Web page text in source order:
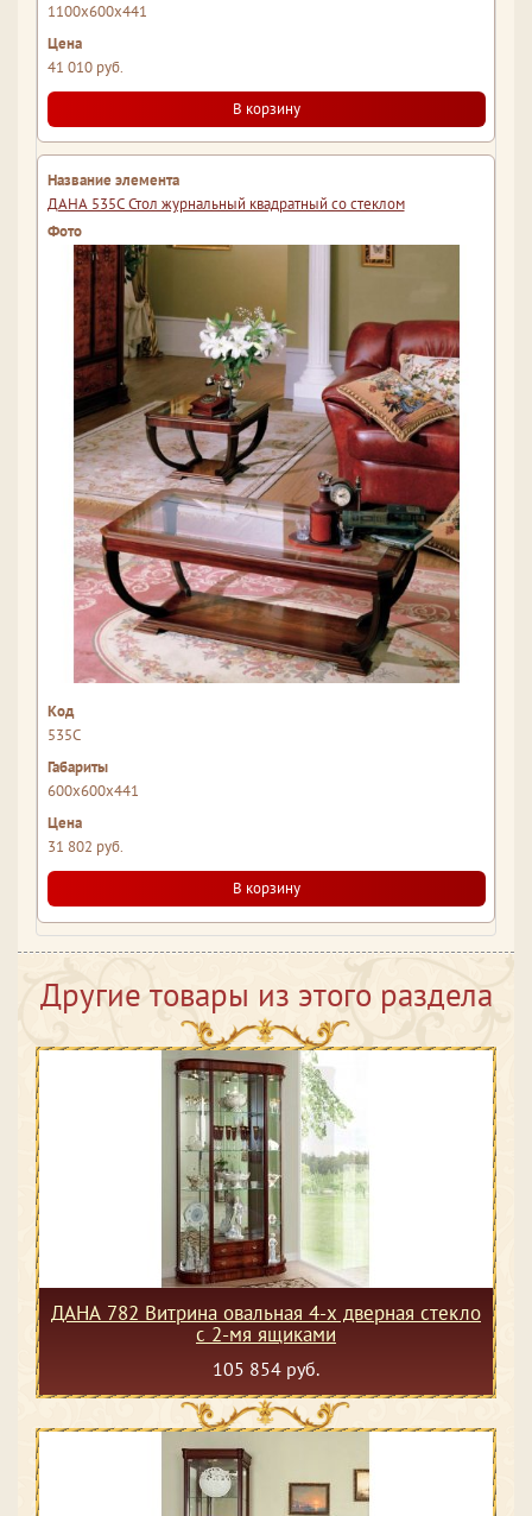
1100x600x441
41 010 руб.
В корзину
ДАНА 535С Стол журнальный квадратный со стеклом
535С
600x600x441
31 802 руб.
В корзину
Другие товары из этого раздела
ДАНА 782 Витрина овальная 4-х дверная стекло
с 2-мя ящиками
105 854 руб.